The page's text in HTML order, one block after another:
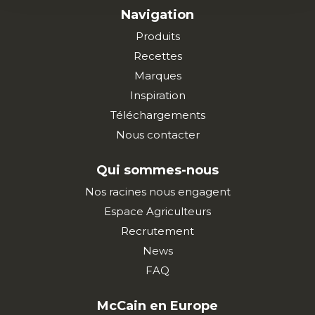
Navigation
Produits
Recettes
Marques
Inspiration
Téléchargements
Nous contacter
Qui sommes-nous
Nos racines nous engagent
Espace Agriculteurs
Recrutement
News
FAQ
McCain en Europe